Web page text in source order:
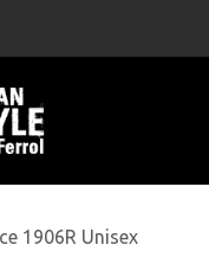
1906R Unisex